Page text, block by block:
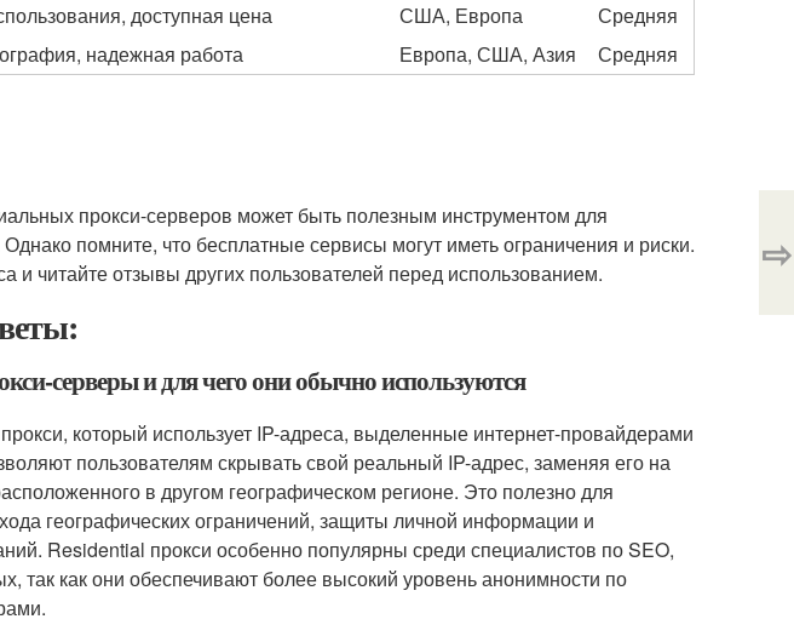
доступная цена США, Европа
Средняя
надежная работа Европа, США, Азия Средняя
прокси-серверов может быть полезным инструментом для
помните, что бесплатные сервисы могут иметь ограничения и риски.
и читайте отзывы других пользователей перед использованием.
серверы и для чего они обычно используются
который использует IP-адреса, выделенные интернет-провайдерами
пользователям скрывать свой реальный IP-адрес, заменяя его на
в другом географическом регионе. Это полезно для
географических ограничений, защиты личной информации и
Residential прокси особенно популярны среди специалистов по SEO,
так как они обеспечивают более высокий уровень анонимности по
⇨